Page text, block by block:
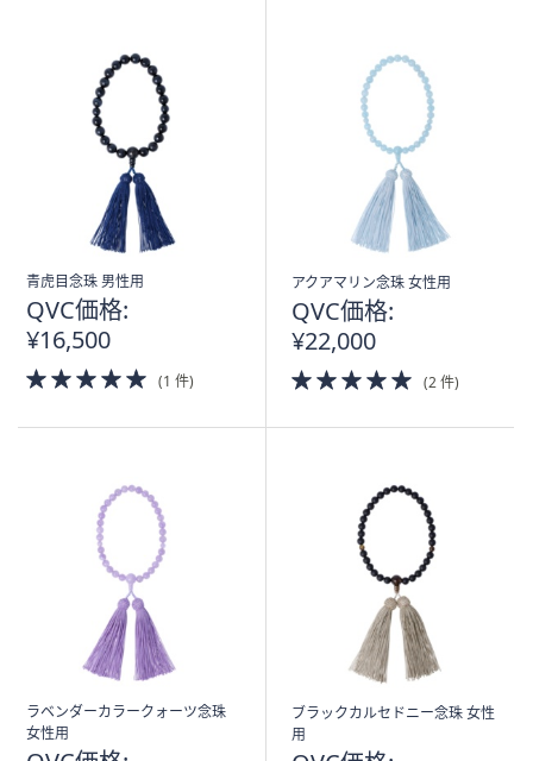
青虎目念珠 男性用
QVC価格:
¥16,500
5.0
of
(1 件)
アクアマリン念珠 女性用
QVC価格:
¥22,000
5.0
of
(2 件)
ラベンダーカラークォーツ念珠
女性用
ブラックカルセドニー念珠 女性
用